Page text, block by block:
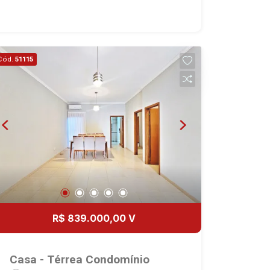
51115
R$ 839.000,00 V
Casa - Térrea Condomínio